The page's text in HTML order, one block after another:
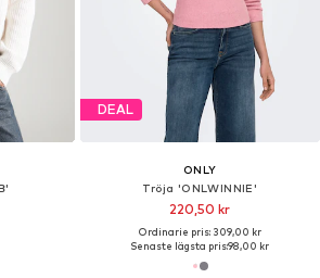
DEAL
ONLY
Tröja 'ONLWINNIE'
220,50 kr
Ordinarie pris: 309,00 kr
Senaste lägsta pris:98,00 kr